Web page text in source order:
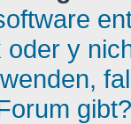
y
gibt?